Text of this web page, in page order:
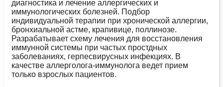
диагностика и лечение аллергических и
иммунологических болезней. Подбор
индивидуальной терапии при хронической аллергии,
бронхиальной астме, крапивице, поллинозе.
Разрабатывает схему лечения для восстановления
иммунной системы при частых простдных
заболеваниях, герпесвирусных инфекциях. В
качестве аллерголога-иммунолога ведет прием
только взрослых пациентов.